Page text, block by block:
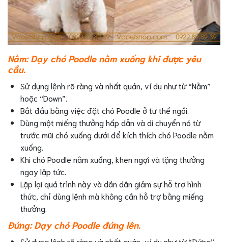
Nằm: Dạy chó Poodle nằm xuống khi được yêu
cầu.
Sử dụng lệnh rõ ràng và nhất quán, ví dụ như từ “Nằm”
hoặc “Down”.
Bắt đầu bằng việc đặt chó Poodle ở tư thế ngồi.
Dùng một miếng thưởng hấp dẫn và di chuyển nó từ
trước mũi chó xuống dưới để kích thích chó Poodle nằm
xuống.
Khi chó Poodle nằm xuống, khen ngợi và tặng thưởng
ngay lập tức.
Lặp lại quá trình này và dần dần giảm sự hỗ trợ hình
thức, chỉ dùng lệnh mà không cần hỗ trợ bằng miếng
thưởng.
Đứng: Dạy chó Poodle đứng lên.